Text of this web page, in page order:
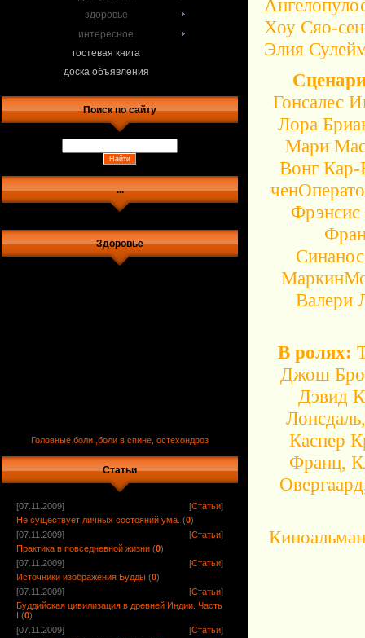
здоровье
интересное
гостевая книга
доска объявления
Поиск по сайту
...
Здоровье
Головные боли ,боли в спине, остехондроз
Статьи
[07.11.2009] [Статьи]
Не существует личных состояний ума. (0)
[07.11.2009]
[Статьи]
Практика в повседневной жизни (0)
[07.11.2009]
[Статьи]
Источники изображения Будды (0)
[07.11.2009]
[Статьи]
Буддийская цивилизация в древней Индии. Часть
I (0)
[07.11.2009]
[Статьи]
Хоу Сяо-
Элия
Гонсалес
Лора
Мари
Вонг
Валери
В ролях:
Джош
Дэвид
Каспер
Франц,